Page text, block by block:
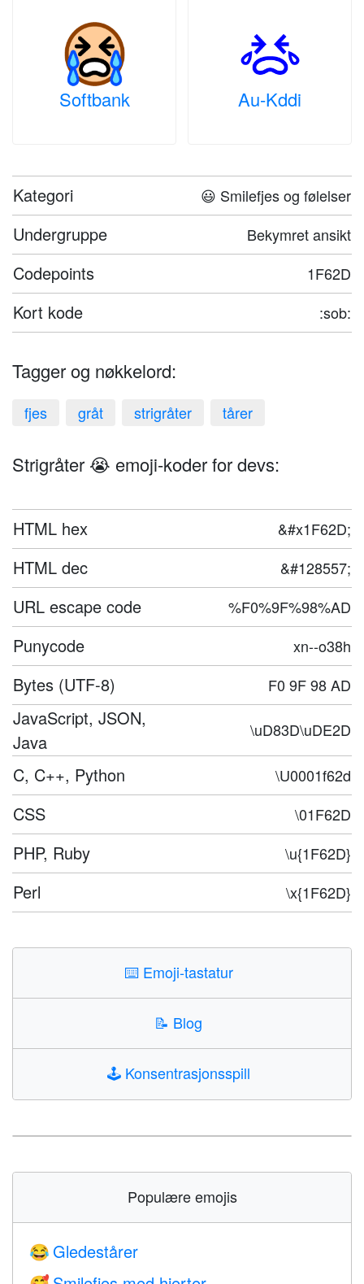
Softbank Au-Kddi
Kategori 😃 Smilefjes og følelser
Undergruppe Bekymret ansikt
Codepoints 1F62D
Kort kode :sob:
Tagger og nøkkelord:
fjes gråt strigråter tårer
Strigråter 😭 emoji-koder for devs:
HTML hex &#x1F62D;
HTML dec &#128557;
URL escape code %F0%9F%98%AD
Punycode xn--o38h
Bytes (UTF-8) F0 9F 98 AD
JavaScript, JSON,
Java
\uD83D\uDE2D
C, C++, Python \U0001f62d
CSS \01F62D
PHP, Ruby \u{1F62D}
Perl \x{1F62D}
⌨️ Emoji-tastatur
📝 Blog
🕹️ Konsentrasjonsspill
Populære emojis
😂 Gledestårer